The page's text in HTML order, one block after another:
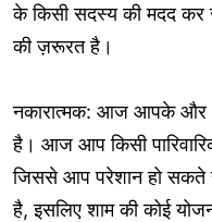
के किसी सदस्य की मदद कर
की ज़रूरत है।
नकारात्मक: आज आपके और
है। आज आप किसी
जिससे आप परेशान हो सकते
है, इसलिए शाम की कोई